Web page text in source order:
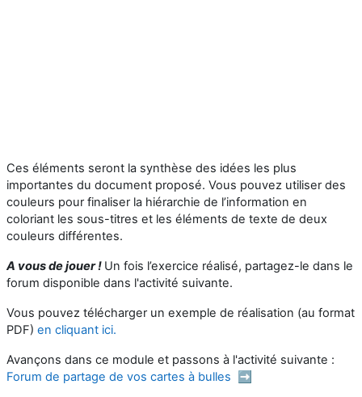
Ces éléments seront la synthèse des idées les plus
importantes du document proposé. Vous pouvez utiliser des
couleurs pour finaliser la hiérarchie de l’information en
coloriant les sous-titres et les éléments de texte de deux
couleurs différentes.
A vous de jouer ! Un fois l’exercice réalisé, partagez-le dans le
forum disponible dans l'activité suivante.
Vous pouvez télécharger un exemple de réalisation (au format
PDF) en cliquant ici.
Avançons dans ce module et passons à l'activité suivante :
Forum de partage de vos cartes à bulles ➡️